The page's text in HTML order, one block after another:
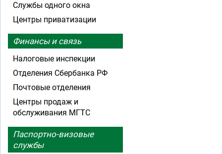
Службы одного окна
Центры приватизации
Финансы и связь
Налоговые инспекции
Отделения Сбербанка РФ
Почтовые отделения
Центры продаж и
обслуживания МГТС
Паспортно-визовые
службы